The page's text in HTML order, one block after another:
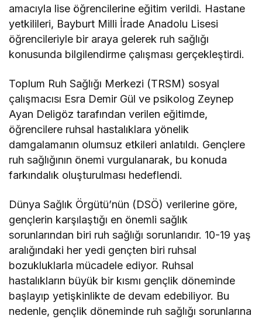
amacıyla lise öğrencilerine eğitim verildi. Hastane
yetkilileri, Bayburt Milli İrade Anadolu Lisesi
öğrencileriyle bir araya gelerek ruh sağlığı
konusunda bilgilendirme çalışması gerçekleştirdi.
Toplum Ruh Sağlığı Merkezi (TRSM) sosyal
çalışmacısı Esra Demir Gül ve psikolog Zeynep
Ayan Deligöz tarafından verilen eğitimde,
öğrencilere ruhsal hastalıklara yönelik
damgalamanın olumsuz etkileri anlatıldı. Gençlere
ruh sağlığının önemi vurgulanarak, bu konuda
farkındalık oluşturulması hedeflendi.
Dünya Sağlık Örgütü’nün (DSÖ) verilerine göre,
gençlerin karşılaştığı en önemli sağlık
sorunlarından biri ruh sağlığı sorunlarıdır. 10-19 yaş
aralığındaki her yedi gençten biri ruhsal
bozukluklarla mücadele ediyor. Ruhsal
hastalıkların büyük bir kısmı gençlik döneminde
başlayıp yetişkinlikte de devam edebiliyor. Bu
nedenle, gençlik döneminde ruh sağlığı sorunlarına